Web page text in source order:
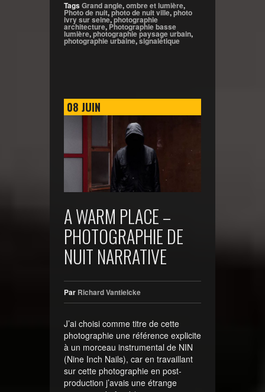
TagsGrand angle,ombre et lumière,
Photo de nuit,photo de nuit ville,photo
ivry sur seine,photographie
architecture, Photographie basse
lumière,photographie paysage urbain,
photographie urbaine,signalétique
08 JUIN
A WARM PLACE –
PHOTOGRAPHIE DE
NUIT NARRATIVE
Par Richard Vantielcke
J’ai choisi comme titre de cette
photographie une référence explicite
à un morceau instrumental de NIN
(Nine Inch Nails), car en travaillant
sur cette photographie en post-
production j’avais une étrange